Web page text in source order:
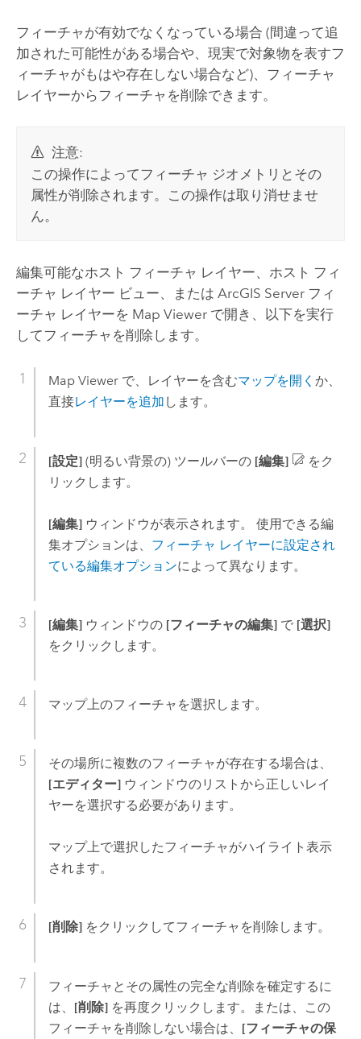
フィーチャが有効でなくなっている場合 (間違って追
加された可能性がある場合や、現実で対象物を表すフ
ィーチャがもはや存在しない場合など)、フィーチャ
レイヤーからフィーチャを削除できます。
注意:
この操作によってフィーチャ ジオメトリとその
属性が削除されます。この操作は取り消せませ
ん。
編集可能なホスト フィーチャ レイヤー、ホスト フィ
ーチャ レイヤー ビュー、または ArcGIS Serverフィ
ーチャ レイヤーを Map Viewerで開き、以下を実行
してフィーチャを削除します。
Map Viewerで、レイヤーを含むマップを開く か、
直接レイヤーを追加 します。
[設定](明るい背景の) ツールバーの [編集]
をク
リックします。
[編集]ウィンドウが表示されます。 使用できる編
集オプションは、 フィーチャ レイヤーに設定され
ている編集オプションによって異なります。
[編集]ウィンドウの [フィーチャの編集]で [選択]
をクリックします。
マップ上のフィーチャを選択します。
その場所に複数のフィーチャが存在する場合は、
[エディター]ウィンドウのリストから正しいレイ
ヤーを選択する必要があります。
マップ上で選択したフィーチャがハイライト表示
されます。
[削除]をクリックしてフィーチャを削除します。
フィーチャとその属性の完全な削除を確定するに
は、 [削除]を再度クリックします。または、この
フィーチャを削除しない場合は、 [フィーチャの保